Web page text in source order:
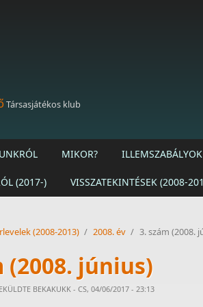
Társasjátékos klub
MIKOR?
(2017-) VISSZATEKINTÉSEK (2008-
(2008-2013) / 2008. év / 3. szám (2008.
(2008. június)
BEKAKUKK - CS, 04/06/2017 - 23:13